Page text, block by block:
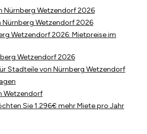
Nürnberg Wetzendorf 2026
Nürnberg Wetzendorf 2026
Wetzendorf 2026: Mietpreise im
Wetzendorf 2026
Stadteile von Nürnberg Wetzendorf
Wetzendorf
Sie 1.296€ mehr Miete pro Jahr